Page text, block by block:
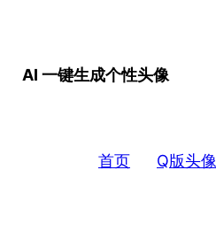
AI 一键生成个性头像
首页 Q版头像